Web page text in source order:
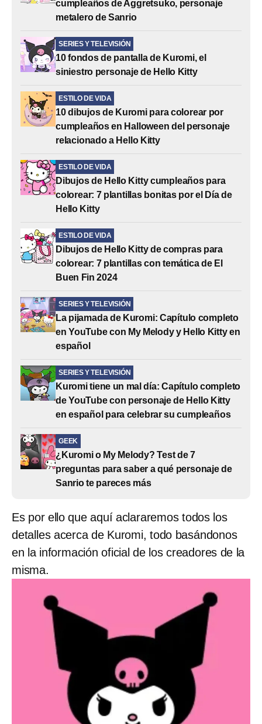
cumpleaños de Aggretsuko, personaje
metalero de Sanrio
SERIES Y TELEVISIÓN
10 fondos de pantalla de Kuromi, el
siniestro personaje de Hello Kitty
ESTILO DE VIDA
10 dibujos de Kuromi para colorear por
cumpleaños en Halloween del personaje
relacionado a Hello Kitty
ESTILO DE VIDA
Dibujos de Hello Kitty cumpleaños para
colorear: 7 plantillas bonitas por el Día de
Hello Kitty
ESTILO DE VIDA
Dibujos de Hello Kitty de compras para
colorear: 7 plantillas con temática de El
Buen Fin 2024
SERIES Y TELEVISIÓN
La pijamada de Kuromi: Capítulo completo
en YouTube con My Melody y Hello Kitty en
español
SERIES Y TELEVISIÓN
Kuromi tiene un mal día: Capítulo completo
de YouTube con personaje de Hello Kitty
en español para celebrar su cumpleaños
GEEK
¿Kuromi o My Melody? Test de 7
preguntas para saber a qué personaje de
Sanrio te pareces más
Es por ello que aquí aclararemos todos los
detalles acerca de Kuromi, todo basándonos
en la información oficial de los creadores de la
misma.